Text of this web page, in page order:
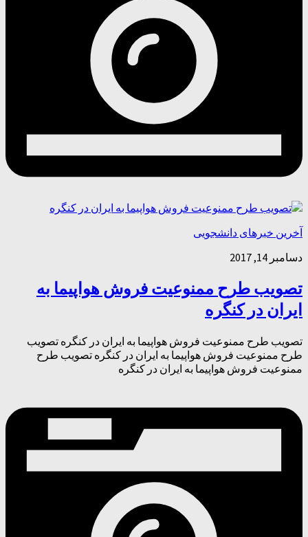
آخرین خبرهای دانشجویی
دسامبر 14, 2017
تصویب طرح ممنوعیت فروش هواپیما به
ایران در کنگره
تصویب طرح ممنوعیت فروش هواپیما به ایران در کنگره تصویب
طرح ممنوعیت فروش هواپیما به ایران در کنگره تصویب طرح
ممنوعیت فروش هواپیما به ایران در کنگره